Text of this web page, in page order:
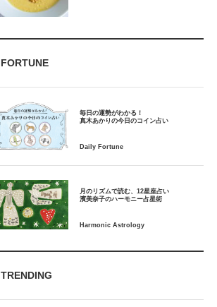
FORTUNE
毎日の運勢がわかる！
月のリズムで読む、12星座占い
TRENDING